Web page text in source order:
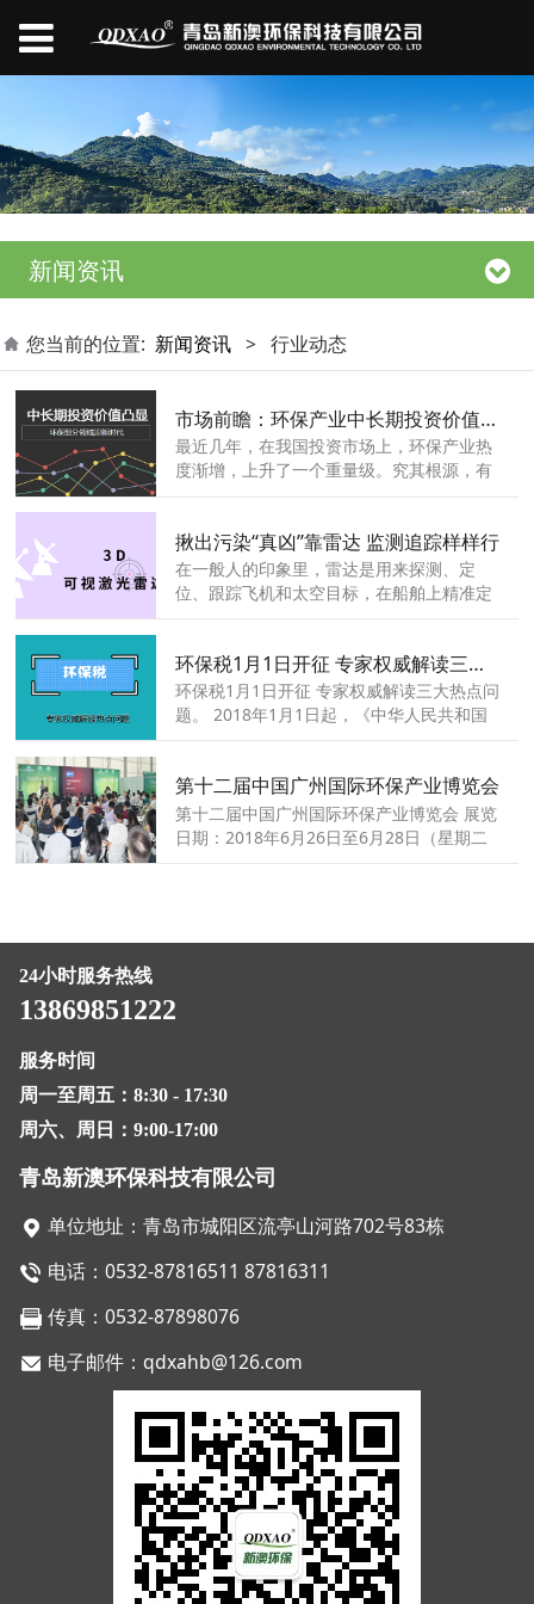
新闻资讯
您当前的位置: 新闻资讯 > 行业动态
市场前瞻：环保产业中长期投资价值获多方印证
最近几年，在我国投资市场上，环保产业热
度渐增，上升了一个重量级。究其根源，有
来PPP等商业模式助推。
揪出污染“真凶”靠雷达 监测追踪样样行
在一般人的印象里，雷达是用来探测、定
位、跟踪飞机和太空目标，在船舶上精准定
环保税1月1日开征 专家权威解读三大热点问题
环保税1月1日开征 专家权威解读三大热点问
题。 2018年1月1日起，《中华人民共和国
的“排污费”。
第十二届中国广州国际环保产业博览会
第十二届中国广州国际环保产业博览会 展览
日期：2018年6月26日至6月28日（星期二
24小时服务热线
13869851222
服务时间
周一至周五：8:30 - 17:30
周六、周日：9:00-17:00
青岛新澳环保科技有限公司
单位地址：青岛市城阳区流亭山河路702号83栋
电话：0532-87816511 87816311
传真：0532-87898076
电子邮件：qdxahb@126.com